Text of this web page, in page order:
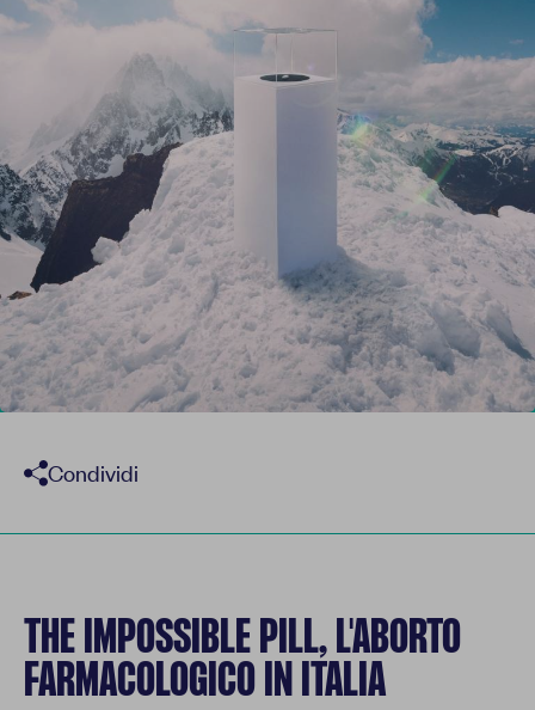
Report
Newsletter
FacebookInstagram YouTube LinkedIn
Condividi
THE IMPOSSIBLE PILL, L'ABORTO
FARMACOLOGICO IN ITALIA